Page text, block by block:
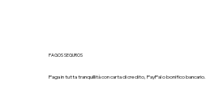
PAGOS SEGUROS
Paga in tutta tranquillità con carta di credito, PayPal o bonifico bancario.